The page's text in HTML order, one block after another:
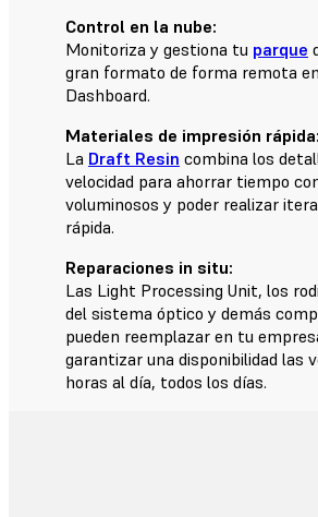
Control en la nube:
Monitoriza y gestiona tu parque
gran formato de forma remota
Dashboard.
Materiales de impresión rápida:
La Draft Resin combina los
velocidad para ahorrar tiempo
voluminosos y poder realizar
rápida.
Reparaciones in situ:
Las Light Processing Unit, los
del sistema óptico y demás
pueden reemplazar en tu
garantizar una disponibilidad las
horas al día, todos los días.